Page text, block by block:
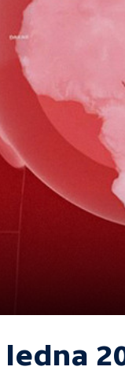
ledna